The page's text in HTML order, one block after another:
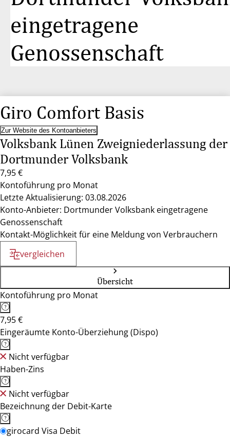
eingetragene
Genossenschaft
Giro Comfort Basis
Zur Website des Kontoanbieters
Volksbank Lünen Zweigniederlassung der
Dortmunder Volksbank
7,95 €
Kontoführung pro Monat
Letzte Aktualisierung: 03.08.2026
Konto-Anbieter: Dortmunder Volksbank eingetragene
Genossenschaft
Kontakt-Möglichkeit für eine Meldung von Verbrauchern
vergleichen
Übersicht
Kontoführung pro Monat
7,95 €
Eingeräumte Konto-Überziehung (Dispo)
Nicht verfügbar
Haben-Zins
Nicht verfügbar
Bezeichnung der Debit-Karte
girocard Visa Debit